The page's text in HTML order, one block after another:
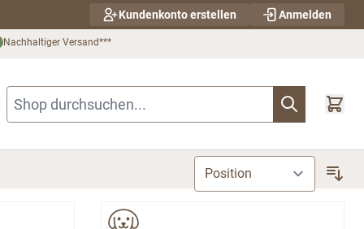
Kundenkonto erstellen Anmelden
Nachhaltiger Versand***